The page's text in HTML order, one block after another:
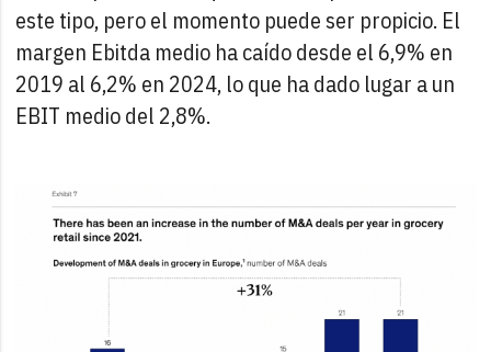
este tipo, pero el momento puede ser propicio. El
margen Ebitda medio ha caído desde el 6,9% en
2019 al 6,2% en 2024, lo que ha dado lugar a un
EBIT medio del 2,8%.